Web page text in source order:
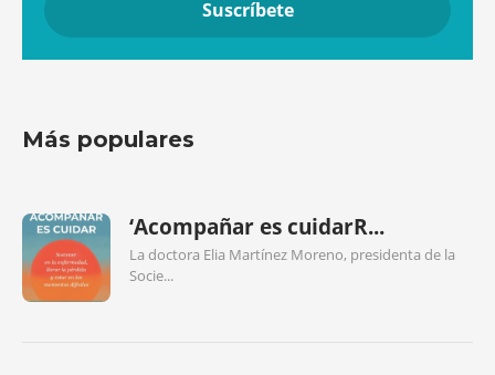
Más populares
‘Acompañar es cuidarR...
La doctora Elia Martínez Moreno, presidenta de la
Socie...